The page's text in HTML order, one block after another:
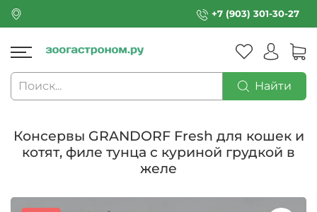
+7 (903) 301-30-27
Найти
Консервы GRANDORF Fresh для кошек и
котят, филе тунца с куриной грудкой в
желе